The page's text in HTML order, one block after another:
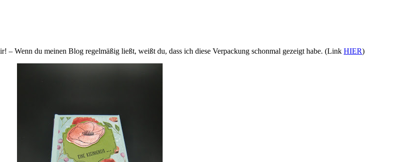
– Wenn du meinen Blog regelmäßig ließt, weißt du, dass ich diese Verpackung schonmal gezeigt habe. (Link HIER)